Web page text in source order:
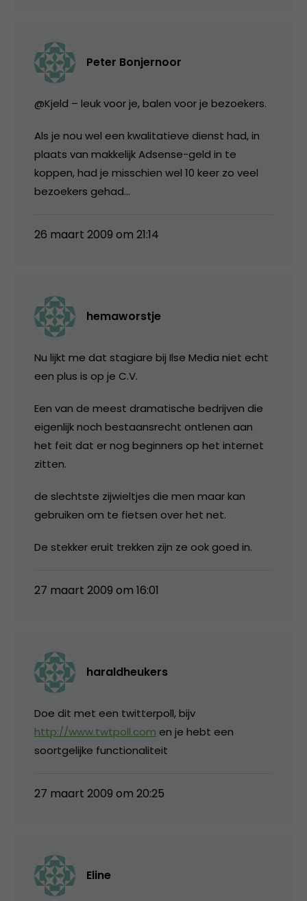
Peter Bonjernoor
@Kjeld – leuk voor je, balen voor je bezoekers.
Als je nou wel een kwalitatieve dienst had, in
plaats van makkelijk Adsense-geld in te
koppen, had je misschien wel 10 keer zo veel
bezoekers gehad…
26 maart 2009 om 21:14
hemaworstje
Nu lijkt me dat stagiare bij Ilse Media niet echt
een plus is op je C.V.
Een van de meest dramatische bedrijven die
eigenlijk noch bestaansrecht ontlenen aan
het feit dat er nog beginners op het internet
zitten.
de slechtste zijwieltjes die men maar kan
gebruiken om te fietsen over het net.
De stekker eruit trekken zijn ze ook goed in.
27 maart 2009 om 16:01
haraldheukers
Doe dit met een twitterpoll, bijv
http://www.twtpoll.com en je hebt een
soortgelijke functionaliteit
27 maart 2009 om 20:25
Eline